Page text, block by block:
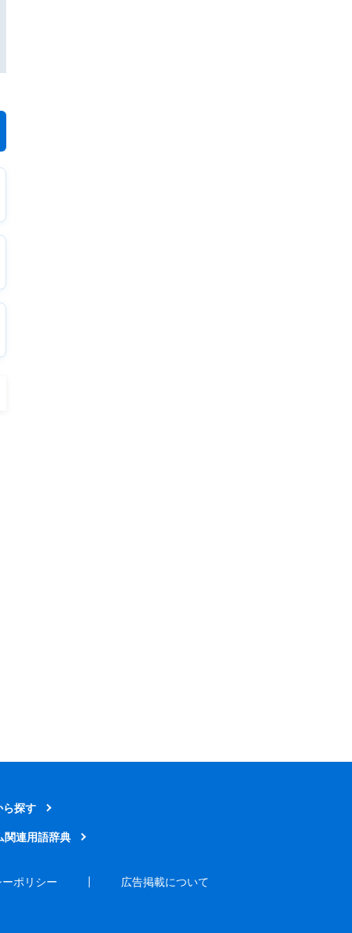
ら探す
関連用語辞典
ポリシー 広告掲載について